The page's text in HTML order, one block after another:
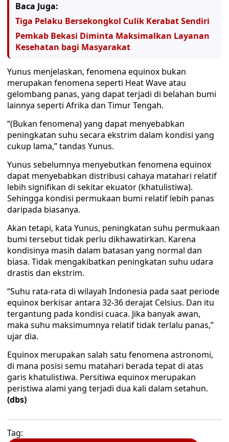
Baca Juga:
Tiga Pelaku Bersekongkol Culik Kerabat Sendiri
Pemkab Bekasi Diminta Maksimalkan Layanan
Kesehatan bagi Masyarakat
Yunus menjelaskan, fenomena equinox bukan
merupakan fenomena seperti Heat Wave atau
gelombang panas, yang dapat terjadi di belahan bumi
lainnya seperti Afrika dan Timur Tengah.
“(Bukan fenomena) yang dapat menyebabkan
peningkatan suhu secara ekstrim dalam kondisi yang
cukup lama,” tandas Yunus.
Yunus sebelumnya menyebutkan fenomena equinox
dapat menyebabkan distribusi cahaya matahari relatif
lebih signifikan di sekitar ekuator (khatulistiwa).
Sehingga kondisi permukaan bumi relatif lebih panas
daripada biasanya.
Akan tetapi, kata Yunus, peningkatan suhu permukaan
bumi tersebut tidak perlu dikhawatirkan. Karena
kondisinya masih dalam batasan yang normal dan
biasa. Tidak mengakibatkan peningkatan suhu udara
drastis dan ekstrim.
“Suhu rata-rata di wilayah Indonesia pada saat periode
equinox berkisar antara 32-36 derajat Celsius. Dan itu
tergantung pada kondisi cuaca. Jika banyak awan,
maka suhu maksimumnya relatif tidak terlalu panas,”
ujar dia.
Equinox merupakan salah satu fenomena astronomi,
di mana posisi semu matahari berada tepat di atas
garis khatulistiwa. Persitiwa equinox merupakan
peristiwa alami yang terjadi dua kali dalam setahun.
(dbs)
Tag: